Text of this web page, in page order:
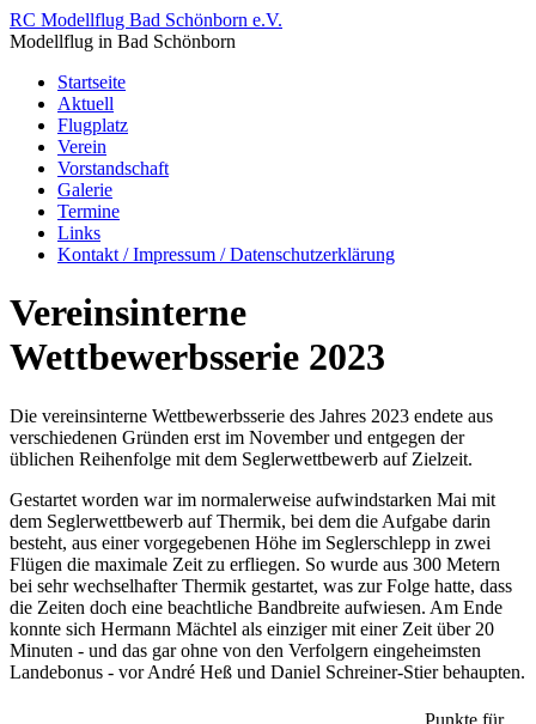
RC Modellflug Bad Schönborn e.V.
Modellflug in Bad Schönborn
Startseite
Aktuell
Flugplatz
Verein
Vorstandschaft
Galerie
Termine
Links
Kontakt / Impressum / Datenschutzerklärung
Vereinsinterne
Wettbewerbsserie 2023
Die vereinsinterne Wettbewerbsserie des Jahres 2023 endete aus
verschiedenen Gründen erst im November und entgegen der
üblichen Reihenfolge mit dem Seglerwettbewerb auf Zielzeit.
Gestartet worden war im normalerweise aufwindstarken Mai mit
dem Seglerwettbewerb auf Thermik, bei dem die Aufgabe darin
besteht, aus einer vorgegebenen Höhe im Seglerschlepp in zwei
Flügen die maximale Zeit zu erfliegen. So wurde aus 300 Metern
bei sehr wechselhafter Thermik gestartet, was zur Folge hatte, dass
die Zeiten doch eine beachtliche Bandbreite aufwiesen. Am Ende
konnte sich Hermann Mächtel als einziger mit einer Zeit über 20
Minuten - und das gar ohne von den Verfolgern eingeheimsten
Landebonus - vor André Heß und Daniel Schreiner-Stier behaupten.
Punkte für